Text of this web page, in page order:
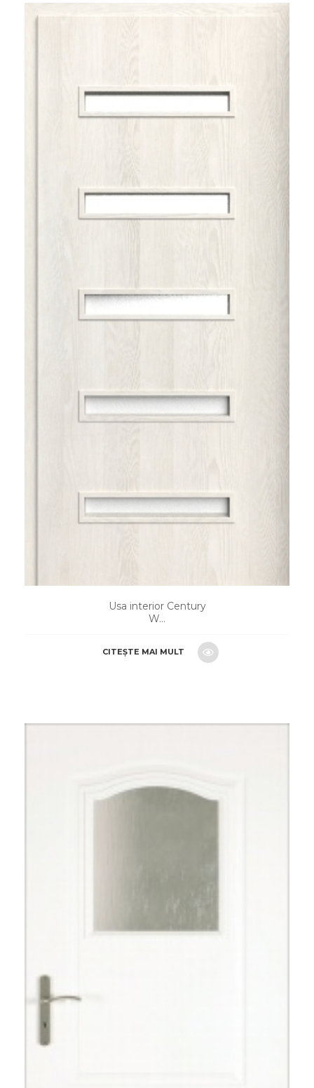
Usa interior Century
W...
CITEȘTE MAI MULT